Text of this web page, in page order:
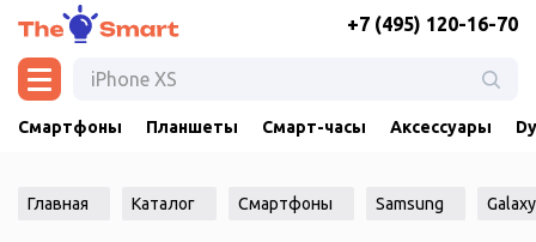
+7 (495) 120-16-70
Смартфоны Планшеты Смарт-часы Аксессуары
Главная Каталог Смартфоны Samsung